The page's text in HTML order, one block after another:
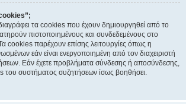
τα cookies που έχουν δημιουργηθεί από το
πιστοποιημένους και συνδεδεμένους στο
cookies παρέχουν επίσης λειτουργίες όπως η
εάν είναι ενεργοποιημένη από τον διαχειριστή
Εάν έχετε προβλήματα σύνδεσης ή αποσύνδεσης,
του συστήματος συζητήσεων ίσως βοηθήσει.